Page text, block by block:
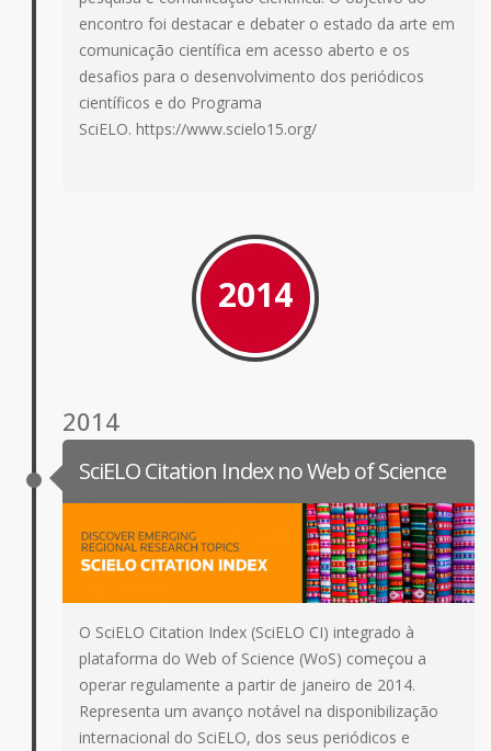
encontro foi destacar e debater o estado da arte em
comunicação científica em acesso aberto e os
desafios para o desenvolvimento dos periódicos
científicos e do Programa
SciELO. https://www.scielo15.org/
2014
2014
SciELO Citation Index no Web of Science
O SciELO Citation Index (SciELO CI) integrado à
plataforma do Web of Science (WoS) começou a
operar regulamente a partir de janeiro de 2014.
Representa um avanço notável na disponibilização
internacional do SciELO, dos seus periódicos e